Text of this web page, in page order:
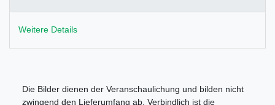
Weitere Details
Die Bilder dienen der Veranschaulichung und bilden nicht
zwingend den Lieferumfang ab. Verbindlich ist die